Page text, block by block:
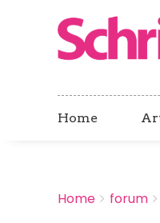
Home
BREADCRUMBS
You
Home forum